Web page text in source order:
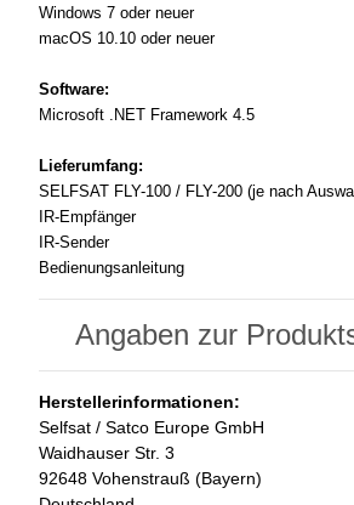
Windows 7 oder neuer
macOS 10.10 oder neuer
Software:
Microsoft .NET Framework 4.5
Lieferumfang:
SELFSAT FLY-100 / FLY-200 (je nach
IR-Empfänger
IR-Sender
Bedienungsanleitung
Angaben zur
Herstellerinformationen:
Selfsat / Satco Europe GmbH
Waidhauser Str. 3
92648 Vohenstrauß (Bayern)